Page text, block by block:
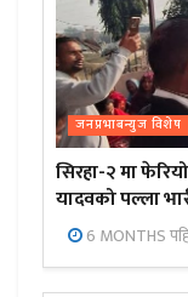
जनप्रभाबन्युज विशेष
सिरहा-२ मा
यादवको पल्ला
6 MONTHS